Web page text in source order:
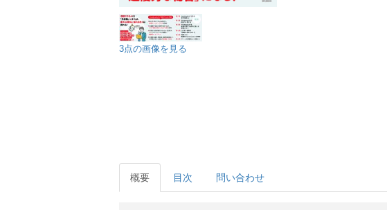
3点の画像を見る
概要 目次 問い合わせ